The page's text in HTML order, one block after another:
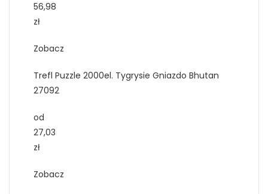
56,98
zł
Zobacz
Trefl Puzzle 2000el. Tygrysie Gniazdo Bhutan
27092
od
27,03
zł
Zobacz